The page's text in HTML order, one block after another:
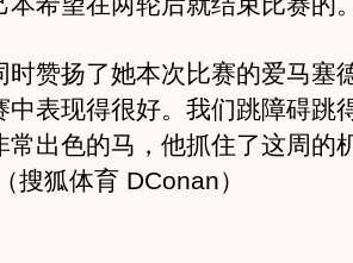
扬了她本次比赛的爱马塞
中表现得很好。我们跳障碍跳
常出色的马，他抓住了这周的
搜狐体育 DConan）